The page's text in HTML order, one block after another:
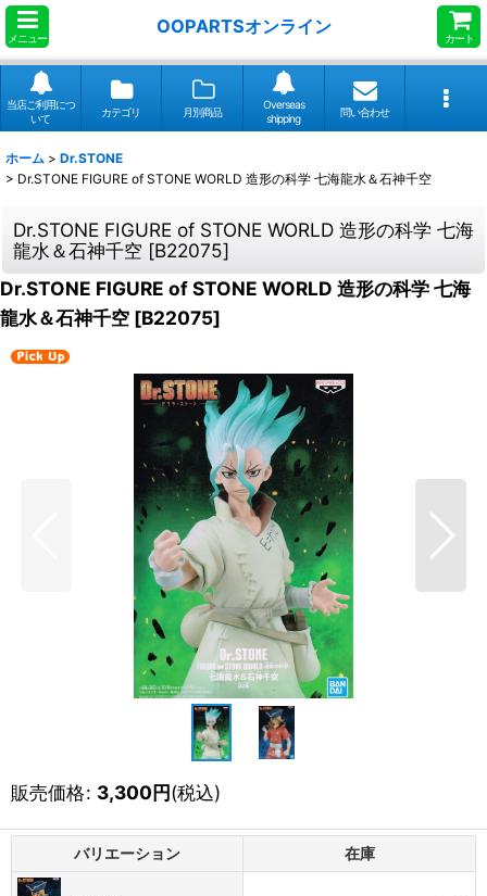
メニュー
OOPARTSオンライン
カート
当店ご利用につ
いて
カテゴリ 月別商品
Overseas
shipping
問い合わせ
ホーム > Dr.STONE
> Dr.STONE FIGURE of STONE WORLD 造形の科学 七海龍水＆石神千空
Dr.STONE FIGURE of STONE WORLD 造形の科学 七海
龍水＆石神千空 [B22075]
Dr.STONE FIGURE of STONE WORLD 造形の科学 七海
龍水＆石神千空 [B22075]
販売価格: 3,300円(税込)
バリエーション 在庫